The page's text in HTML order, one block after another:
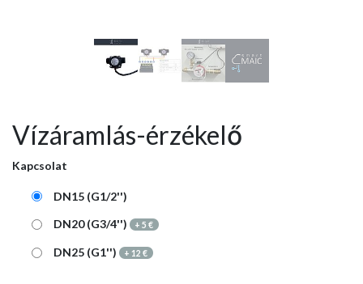
Vízáramlás-érzékelő
Kapcsolat
DN15 (G1/2'')
DN20 (G3/4'') +5 €
DN25 (G1'') + 12 €